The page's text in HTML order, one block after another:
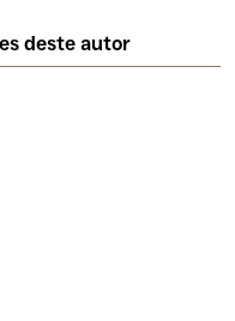
deste autor